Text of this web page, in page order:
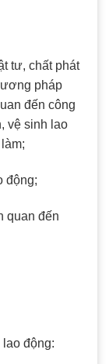
tư, chất phát
pháp
đến công
vệ sinh lao
động;
quan đến
động: